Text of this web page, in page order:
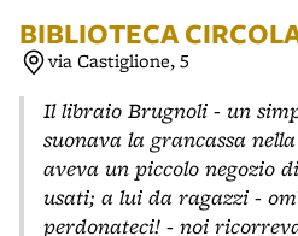
BIBLIOTECA
via Castiglione, 5
Il libraio Brugnoli - un
suonava la grancassa
aveva un piccolo negozio
usati; a lui da ragazzi -
perdonateci! - noi